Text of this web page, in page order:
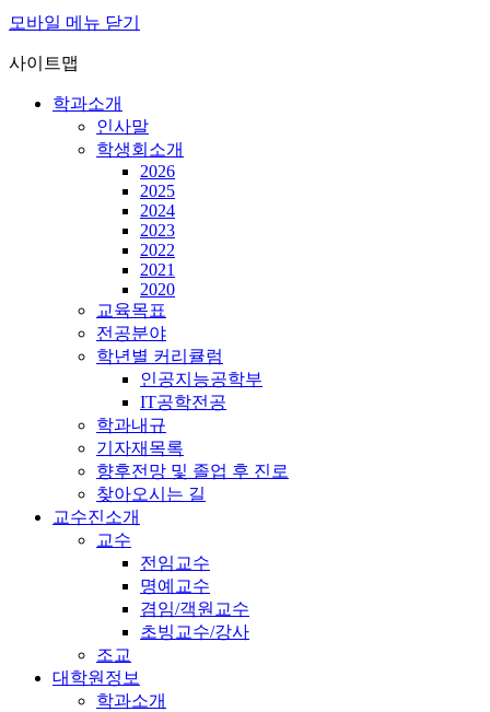
모바일 메뉴 닫기
사이트맵
학과소개
인사말
학생회소개
2026
2025
2024
2023
2022
2021
2020
교육목표
전공분야
학년별 커리큘럼
인공지능공학부
IT공학전공
학과내규
기자재목록
향후전망 및 졸업 후 진로
찾아오시는 길
교수진소개
교수
전임교수
명예교수
겸임/객원교수
초빙교수/강사
조교
대학원정보
학과소개